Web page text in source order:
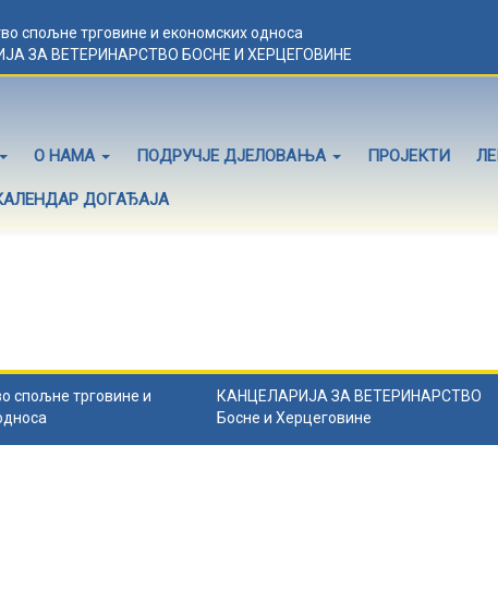
спољне трговине и економских односа
ЗА ВЕТЕРИНАРСТВО БОСНЕ И ХЕРЦЕГОВИНЕ
О НАМА ПОДРУЧЈЕ ДЈЕЛОВАЊА ПРОЈЕКТИ
ДОГАЂАЈА
спољне трговине и
КАНЦЕЛАРИЈА ЗА ВЕТЕРИНАРСТВО
Босне и Херцеговине